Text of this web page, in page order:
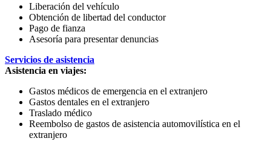
Liberación del vehículo
Obtención de libertad del conductor
Pago de fianza
Asesoría para presentar denuncias
Servicios de asistencia
Asistencia en viajes:
Gastos médicos de emergencia en el extranjero
Gastos dentales en el extranjero
Traslado médico
Reembolso de gastos de asistencia automovilística en el
extranjero